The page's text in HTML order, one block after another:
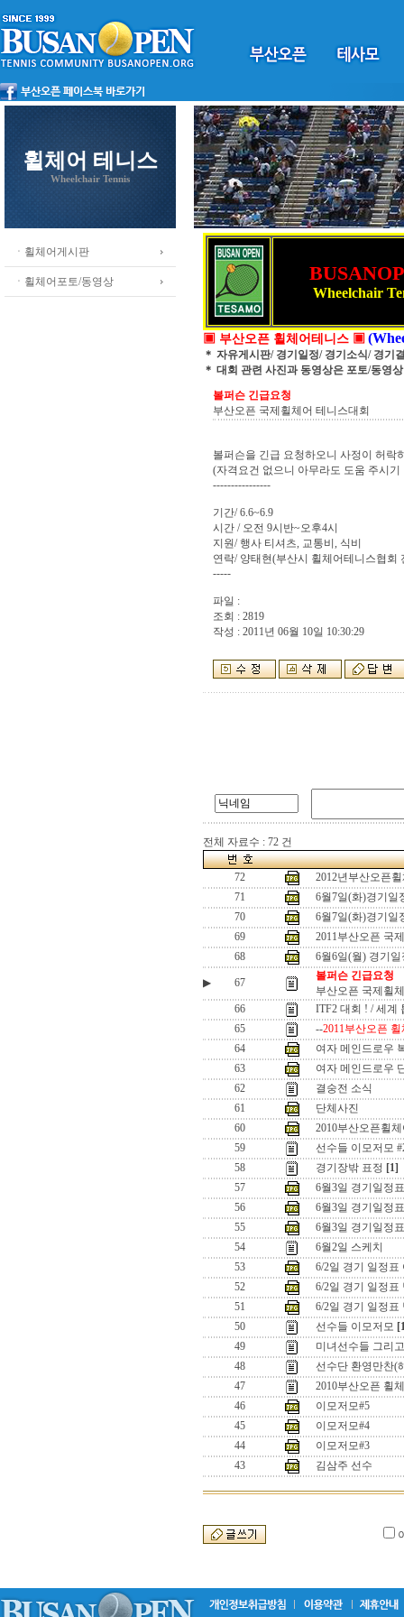
휠체어 테니스
Wheelchair Tennis
ㆍ휠체어게시판
ㆍ휠체어포토/동영상
Wheelchair
▣ 부산오픈 휠체어테니스 ▣
＊ 자유게시판/ 경기일정/ 경기소식/ 경기
＊ 대회 관련 사진과 동영상은 포토/동영
볼퍼슨 긴급요청
부산오픈 국제휠체어 테니스대회
볼퍼슨을 긴급 요청하오니 사정이 허락
(자격요건 없으니 아무라도 도움 주시기
----------------
기간/ 6.6~6.9
시간 / 오전 9시반~오후4시
지원/ 행사 티셔츠, 교통비, 식비
연락/ 양태현(부산시 휠체어테니스협회
-----
파일 :
조회 : 2819
작성 : 2011년 06월 10일 10:30:29
전체 자료수 : 72 건
72
2012년부산오픈
71
6월7일(화)경기일
70
6월7일(화)경기일
69
2011부산오픈 국
68
6월6일(월) 경기일
▶ 67
볼퍼슨 긴급요청
부산오픈 국제휠
66
ITF2 대회 ! / 세계
65
--2011부산오픈
64
여자 메인드로우
63
여자 메인드로우
62
결숭전 소식
61
단체사진
60
2010부산오픈휠
59
선수들 이모저모
58
경기장밖 표정 [1]
57
6월3일 경기일정
56
6월3일 경기일정
55
6월3일 경기일정
54
6월2일 스케치
53
6/2일 경기 일정표
52
6/2일 경기 일정표
51
6/2일 경기 일정표
50
선수들 이모저모
49
미녀선수들 그리
48
선수단 환영만찬(
47
2010부산오픈 휠
46
이모저모#5
45
이모저모#4
44
이모저모#3
43
김삼주 선수